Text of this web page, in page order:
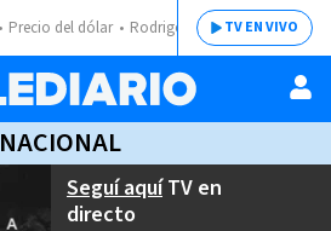
Precio del dólar Rodrigo ChavesTV EN VIVO
NACIONAL
Seguí aquíTV en
directo